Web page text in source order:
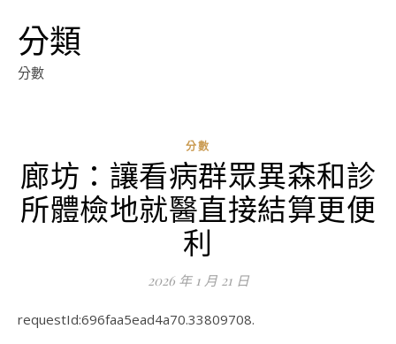
分類
分數
分數
廊坊：讓看病群眾異森和診
所體檢地就醫直接結算更便
利
2026 年 1 月 21 日
requestId:696faa5ead4a70.33809708.
0